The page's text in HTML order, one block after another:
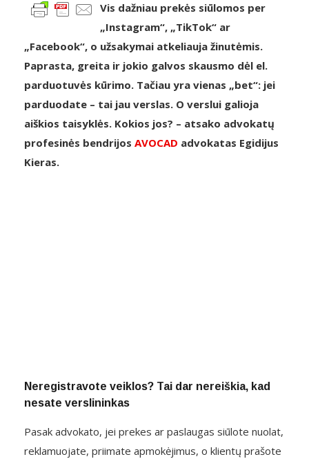
Vis dažniau prekės siūlomos per
„Instagram“, „TikTok“ ar
„Facebook“, o užsakymai atkeliauja žinutėmis.
Paprasta, greita ir jokio galvos skausmo dėl el.
parduotuvės kūrimo. Tačiau yra vienas „bet“: jei
parduodate – tai jau verslas. O verslui galioja
aiškios taisyklės. Kokios jos? – atsako advokatų
profesinės bendrijos AVOCAD advokatas Egidijus
Kieras.
Neregistravote veiklos? Tai dar nereiškia, kad
nesate verslininkas
Pasak advokato, jei prekes ar paslaugas siūlote nuolat,
reklamuojate, priimate apmokėjimus, o klientų prašote